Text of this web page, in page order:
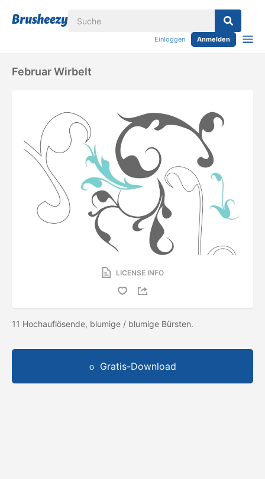
Einloggen Anmelden
Februar Wirbelt
LICENSE INFO
11 Hochauflösende, blumige / blumige Bürsten.
Gratis-Download